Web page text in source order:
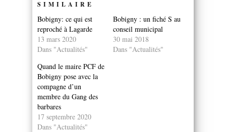
SIMILAIRE
Bobigny: ce qui est
reproché à Lagarde
13 mars 2020
Dans "Actualités"
Bobigny : un fiché S au
conseil municipal
30 mai 2018
Dans "Actualités"
Quand le maire PCF de
Bobigny pose avec la
compagne d’un
membre du Gang des
barbares
17 septembre 2020
Dans "Actualités"